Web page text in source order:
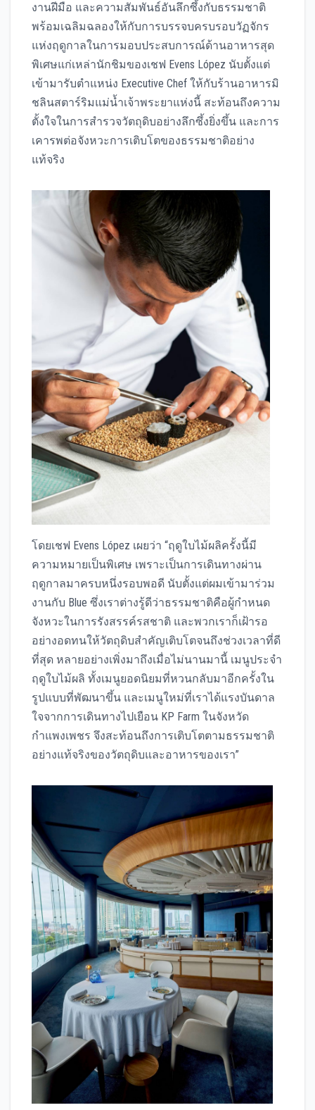
งานฝีมือ และความสัมพันธ์อันลึกซึ้งกับธรรมชาติ
พร้อมเฉลิมฉลองให้กับการบรรจบครบรอบวัฏจักร
แห่งฤดูกาลในการมอบประสบการณ์ด้านอาหารสุด
พิเศษแก่เหล่านักชิมของเชฟ Evens López นับตั้งแต่
เข้ามารับตำแหน่ง Executive Chef ให้กับร้านอาหารมิ
ชลินสตาร์ริมแม่น้ำเจ้าพระยาแห่งนี้ สะท้อนถึงความ
ตั้งใจในการสำรวจวัตถุดิบอย่างลึกซึ้งยิ่งขึ้น และการ
เคารพต่อจังหวะการเติบโตของธรรมชาติอย่าง
แท้จริง
โดยเชฟ Evens López เผยว่า “ฤดูใบไม้ผลิครั้งนี้มี
ความหมายเป็นพิเศษ เพราะเป็นการเดินทางผ่าน
ฤดูกาลมาครบหนึ่งรอบพอดี นับตั้งแต่ผมเข้ามาร่วม
งานกับ Blue ซึ่งเราต่างรู้ดีว่าธรรมชาติคือผู้กำหนด
จังหวะในการรังสรรค์รสชาติ และพวกเราก็เฝ้ารอ
อย่างอดทนให้วัตถุดิบสำคัญเติบโตจนถึงช่วงเวลาที่ดี
ที่สุด หลายอย่างเพิ่งมาถึงเมื่อไม่นานมานี้ เมนูประจำ
ฤดูใบไม้ผลิ ทั้งเมนูยอดนิยมที่หวนกลับมาอีกครั้งใน
รูปแบบที่พัฒนาขึ้น และเมนูใหม่ที่เราได้แรงบันดาล
ใจจากการเดินทางไปเยือน KP Farm ในจังหวัด
กำแพงเพชร จึงสะท้อนถึงการเติบโตตามธรรมชาติ
อย่างแท้จริงของวัตถุดิบและอาหารของเรา”